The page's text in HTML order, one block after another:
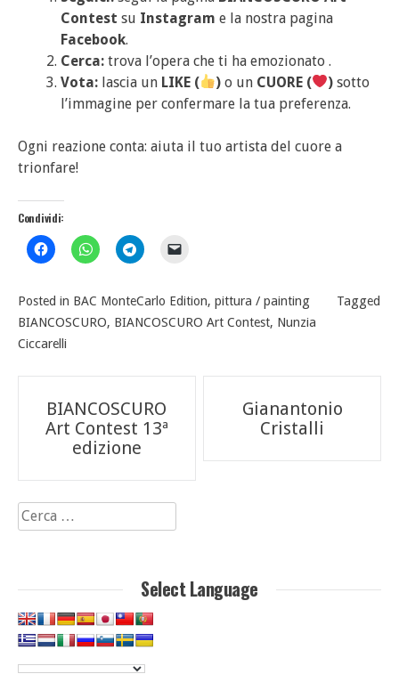
Contest su Instagram e la nostra pagina
Facebook.
Cerca: trova l’opera che ti ha emozionato .
Vota: lascia un LIKE ( ) o un CUORE ( ) sotto
l’immagine per confermare la tua preferenza.
Ogni reazione conta: aiuta il tuo artista del cuore a
trionfare!
Condividi:
Posted in BAC MonteCarlo Edition, pittura / painting
Tagged
BIANCOSCURO, BIANCOSCURO Art Contest, Nunzia
Ciccarelli
Navigazione
articoli
BIANCOSCURO
Art Contest 13ª
edizione
Gianantonio
Cristalli
Ricerca
per:
Select Language